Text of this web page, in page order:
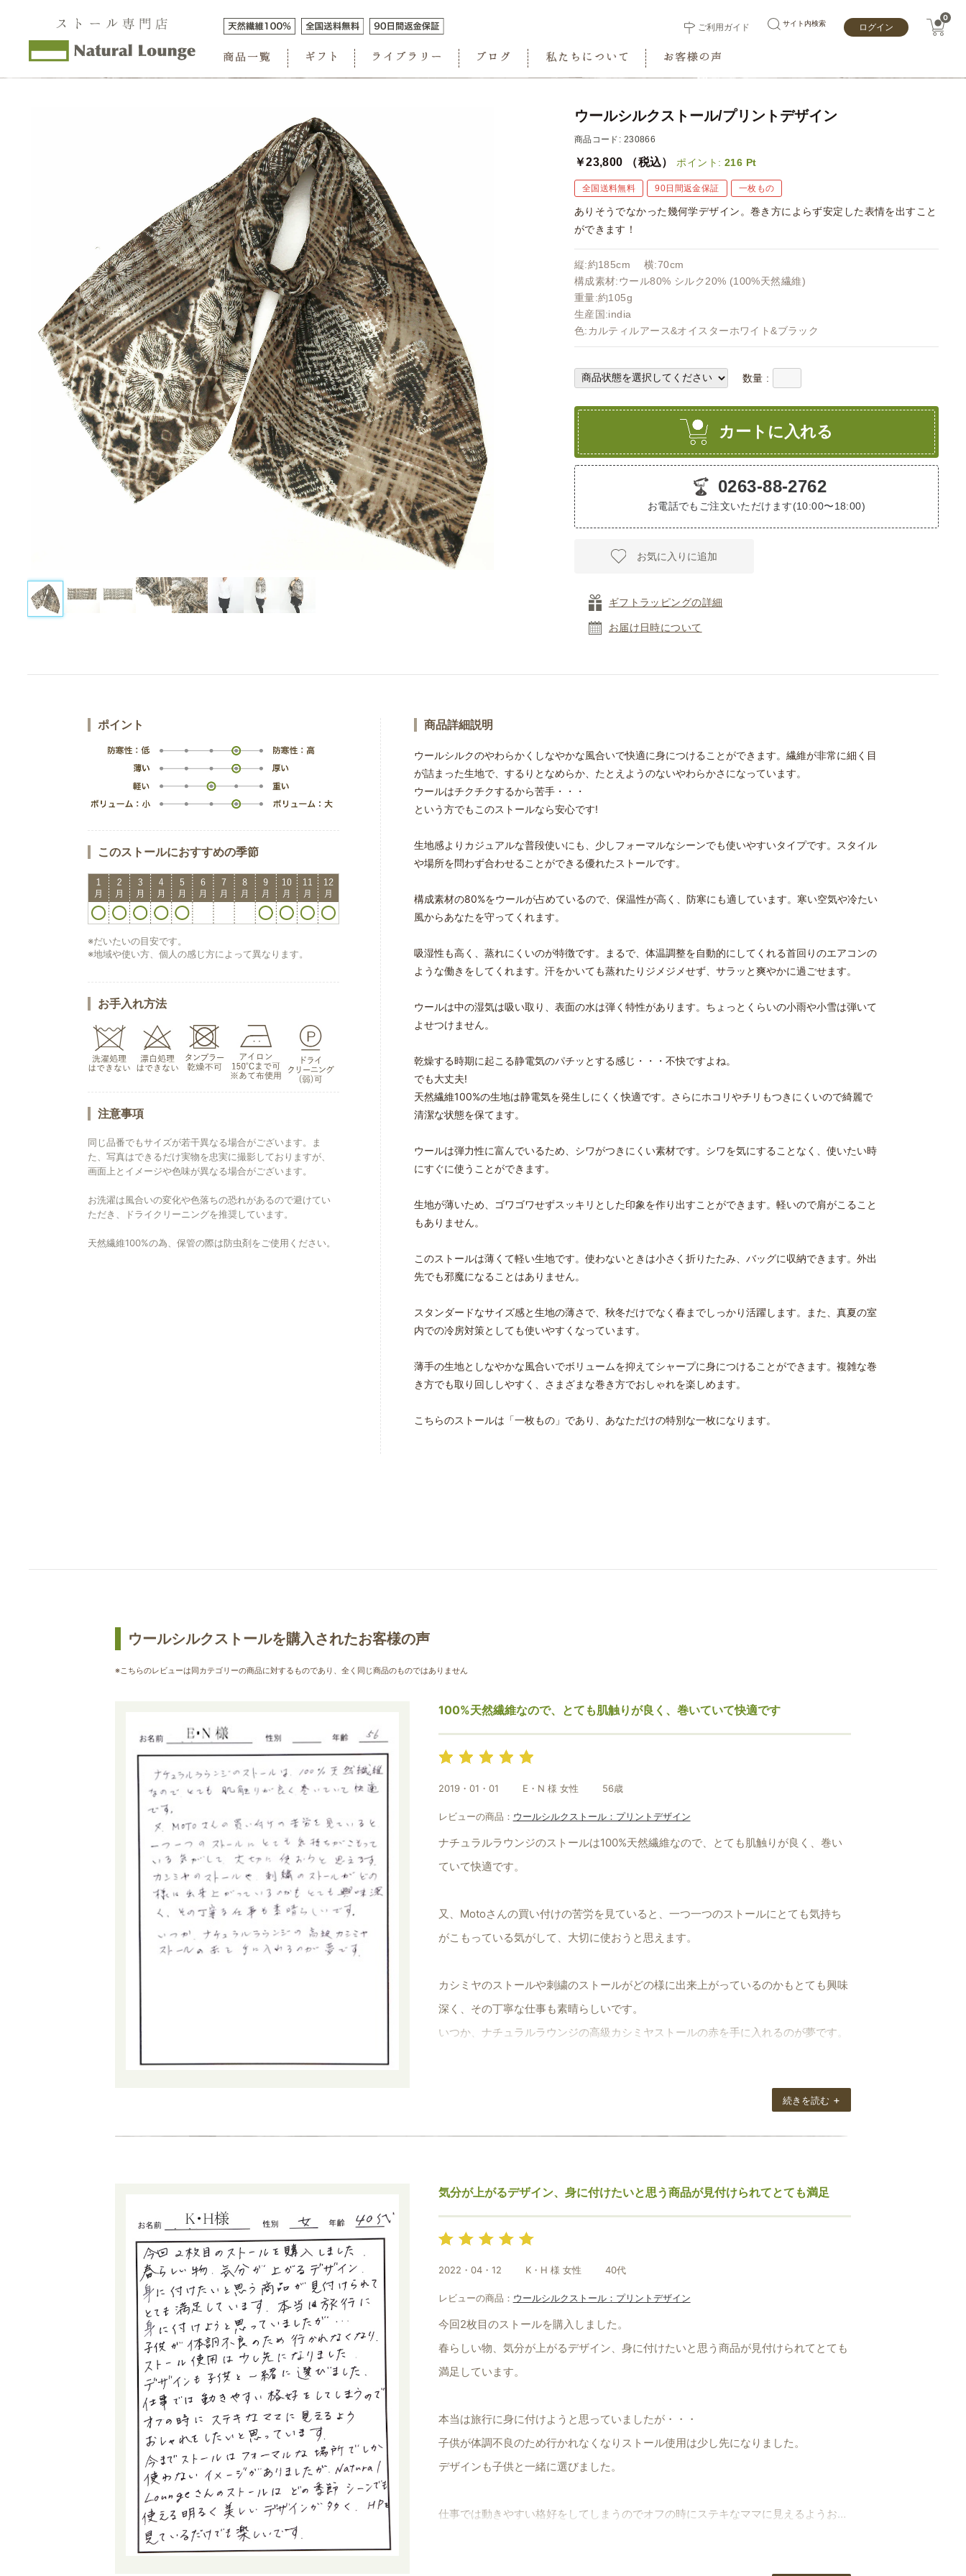
ご利用ガイド サイト内検索 ログイン
0
ウールシルクストール/プリントデザイン
商品コード: 230866
￥23,800 （税込） ポイント: 216 Pt
全国送料無料 90日間返金保証 一枚もの
ありそうでなかった幾何学デザイン。巻き方によらず安定した表情を出すこと
ができます！
縦:約185cm 横:70cm
構成素材:ウール80% シルク20% (100%天然繊維)
重量:約105g
生産国:india
色:カルティルアース&オイスターホワイト&ブラック
数量 :
カートに入れる
0263-88-2762
お電話でもご注文いただけます(10:00〜18:00)
お気に入りに追加
ギフトラッピングの詳細
お届け日時について
ポイント
このストールにおすすめの季節
※だいたいの目安です。
※地域や使い方、個人の感じ方によって異なります。
お手入れ方法
注意事項
同じ品番でもサイズが若干異なる場合がございます。ま
た、写真はできるだけ実物を忠実に撮影しておりますが、
画面上とイメージや色味が異なる場合がございます。
お洗濯は風合いの変化や色落ちの恐れがあるので避けてい
ただき、ドライクリーニングを推奨しています。
天然繊維100%の為、保管の際は防虫剤をご使用ください。
商品詳細説明
ウールシルクのやわらかくしなやかな風合いで快適に身につけることができます。繊維が非常に細く目
が詰まった生地で、するりとなめらか、たとえようのないやわらかさになっています。
ウールはチクチクするから苦手・・・
という方でもこのストールなら安心です!
生地感よりカジュアルな普段使いにも、少しフォーマルなシーンでも使いやすいタイプです。スタイル
や場所を問わず合わせることができる優れたストールです。
構成素材の80%をウールが占めているので、保温性が高く、防寒にも適しています。寒い空気や冷たい
風からあなたを守ってくれます。
吸湿性も高く、蒸れにくいのが特徴です。まるで、体温調整を自動的にしてくれる首回りのエアコンの
ような働きをしてくれます。汗をかいても蒸れたりジメジメせず、サラッと爽やかに過ごせます。
ウールは中の湿気は吸い取り、表面の水は弾く特性があります。ちょっとくらいの小雨や小雪は弾いて
よせつけません。
乾燥する時期に起こる静電気のパチッとする感じ・・・不快ですよね。
でも大丈夫!
天然繊維100%の生地は静電気を発生しにくく快適です。さらにホコリやチリもつきにくいので綺麗で
清潔な状態を保てます。
ウールは弾力性に富んでいるため、シワがつきにくい素材です。シワを気にすることなく、使いたい時
にすぐに使うことができます。
生地が薄いため、ゴワゴワせずスッキリとした印象を作り出すことができます。軽いので肩がこること
もありません。
このストールは薄くて軽い生地です。使わないときは小さく折りたたみ、バッグに収納できます。外出
先でも邪魔になることはありません。
スタンダードなサイズ感と生地の薄さで、秋冬だけでなく春までしっかり活躍します。また、真夏の室
内での冷房対策としても使いやすくなっています。
薄手の生地としなやかな風合いでボリュームを抑えてシャープに身につけることができます。複雑な巻
き方でも取り回ししやすく、さまざまな巻き方でおしゃれを楽しめます。
こちらのストールは「一枚もの」であり、あなただけの特別な一枚になります。
ウールシルクストールを購入されたお客様の声
※こちらのレビューは同カテゴリーの商品に対するものであり、全く同じ商品のものではありません
100%天然繊維なので、とても肌触りが良く、巻いていて快適です
2019・01・01 E・N 様 女性 56歳
レビューの商品： ウールシルクストール：プリントデザイン
ナチュラルラウンジのストールは100%天然繊維なので、とても肌触りが良く、巻い
ていて快適です。
又、Motoさんの買い付けの苦労を見ていると、一つ一つのストールにとても気持ち
がこもっている気がして、大切に使おうと思えます。
カシミヤのストールや刺繍のストールがどの様に出来上がっているのかもとても興味
深く、その丁寧な仕事も素晴らしいです。
いつか、ナチュラルラウンジの高級カシミヤストールの赤を手に入れるのが夢です。
続きを読む +
気分が上がるデザイン、身に付けたいと思う商品が見付けられてとても満足
2022・04・12 K・H 様 女性 40代
レビューの商品： ウールシルクストール：プリントデザイン
今回2枚目のストールを購入しました。
春らしい物、気分が上がるデザイン、身に付けたいと思う商品が見付けられてとても
満足しています。
本当は旅行に身に付けようと思っていましたが・・・
子供が体調不良のため行かれなくなりストール使用は少し先になりました。
デザインも子供と一緒に選びました。
仕事では動きやすい格好をしてしまうのでオフの時にステキなママに見えるようおし